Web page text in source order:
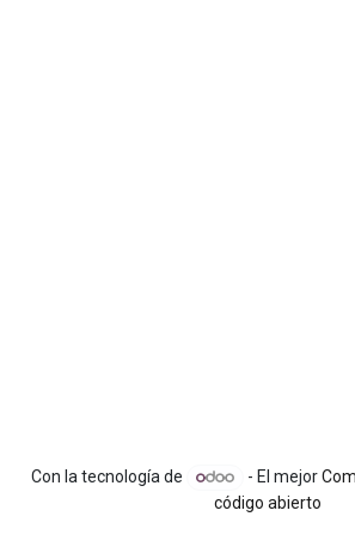
Con la tecnología de - El mejor
código abierto